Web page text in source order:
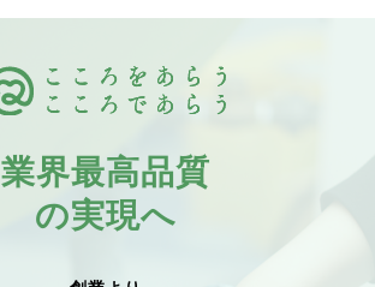
業界最高品質
の実現へ